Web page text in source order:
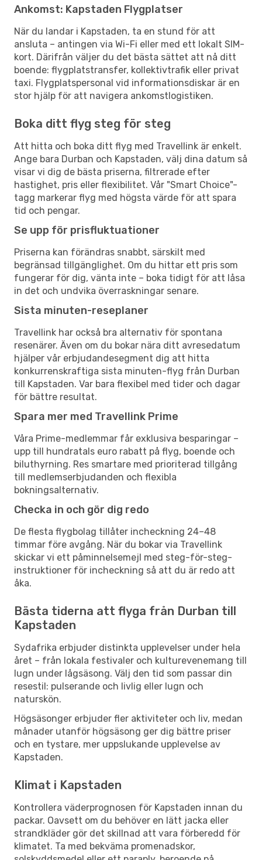
Ankomst: Kapstaden Flygplatser
När du landar i Kapstaden, ta en stund för att
ansluta – antingen via Wi-Fi eller med ett lokalt SIM-
kort. Därifrån väljer du det bästa sättet att nå ditt
boende: flygplatstransfer, kollektivtrafik eller privat
taxi. Flygplatspersonal vid informationsdiskar är en
stor hjälp för att navigera ankomstlogistiken.
Boka ditt flyg steg för steg
Att hitta och boka ditt flyg med Travellink är enkelt.
Ange bara Durban och Kapstaden, välj dina datum så
visar vi dig de bästa priserna, filtrerade efter
hastighet, pris eller flexibilitet. Vår "Smart Choice"-
tagg markerar flyg med högsta värde för att spara
tid och pengar.
Se upp för prisfluktuationer
Priserna kan förändras snabbt, särskilt med
begränsad tillgänglighet. Om du hittar ett pris som
fungerar för dig, vänta inte – boka tidigt för att låsa
in det och undvika överraskningar senare.
Sista minuten-reseplaner
Travellink har också bra alternativ för spontana
resenärer. Även om du bokar nära ditt avresedatum
hjälper vår erbjudandesegment dig att hitta
konkurrenskraftiga sista minuten-flyg från Durban
till Kapstaden. Var bara flexibel med tider och dagar
för bättre resultat.
Spara mer med Travellink Prime
Våra Prime-medlemmar får exklusiva besparingar –
upp till hundratals euro rabatt på flyg, boende och
biluthyrning. Res smartare med prioriterad tillgång
till medlemserbjudanden och flexibla
bokningsalternativ.
Checka in och gör dig redo
De flesta flygbolag tillåter incheckning 24–48
timmar före avgång. När du bokar via Travellink
skickar vi ett påminnelsemejl med steg-för-steg-
instruktioner för incheckning så att du är redo att
åka.
Bästa tiderna att flyga från Durban till
Kapstaden
Sydafrika erbjuder distinkta upplevelser under hela
året – från lokala festivaler och kulturevenemang till
lugn under lågsäsong. Välj den tid som passar din
resestil: pulserande och livlig eller lugn och
naturskön.
Högsäsonger erbjuder fler aktiviteter och liv, medan
månader utanför högsäsong ger dig bättre priser
och en tystare, mer uppslukande upplevelse av
Kapstaden.
Klimat i Kapstaden
Kontrollera väderprognosen för Kapstaden innan du
packar. Oavsett om du behöver en lätt jacka eller
strandkläder gör det skillnad att vara förberedd för
klimatet. Ta med bekväma promenadskor,